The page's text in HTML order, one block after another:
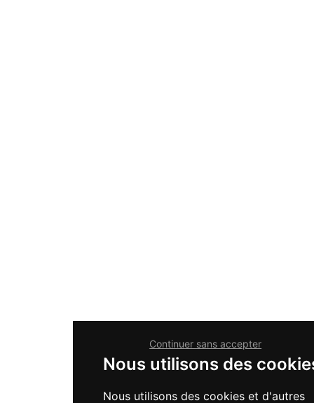
Nous utilisons des
Nous utilisons des cookies et d'autres
Continuer sans accepter